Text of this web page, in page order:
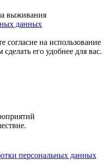
выживания
данных
согласие на использование
его удобнее для вас.
персональных данных